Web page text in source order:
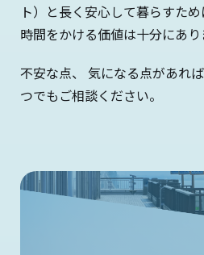
ト）と長く安心して暮らすた
時間をかける価値は十分にあり
不安な点、 気になる点があれば
つでもご相談ください。